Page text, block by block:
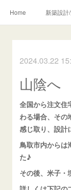
Home 新築設計
Profile/作品について
メディア・講師・執筆
2024.03.22
山陰へ
全国から注文住
わる場合、その
感じ取り、設計
鳥取市内からは
た♪
その後、米子・